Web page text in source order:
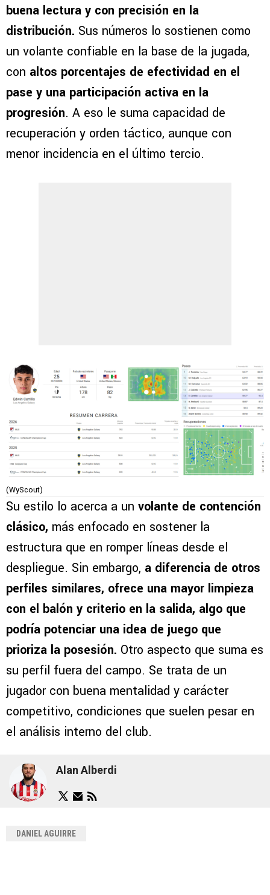
buena lectura y con precisión en la
distribución. Sus números lo sostienen como
un volante confiable en la base de la jugada,
con altos porcentajes de efectividad en el
pase y una participación activa en la
progresión. A eso le suma capacidad de
recuperación y orden táctico, aunque con
menor incidencia en el último tercio.
(WyScout)
Su estilo lo acerca a un volante de contención
clásico, más enfocado en sostener la
estructura que en romper líneas desde el
despliegue. Sin embargo, a diferencia de otros
perfiles similares, ofrece una mayor limpieza
con el balón y criterio en la salida, algo que
podría potenciar una idea de juego que
prioriza la posesión. Otro aspecto que suma es
su perfil fuera del campo. Se trata de un
jugador con buena mentalidad y carácter
competitivo, condiciones que suelen pesar en
el análisis interno del club.
Alan Alberdi
DANIEL AGUIRRE